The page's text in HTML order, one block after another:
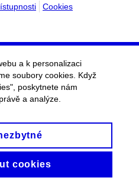
Cookies
a k personalizaci
soubory cookies. Když
poskytnete nám
a analýze.
cookies